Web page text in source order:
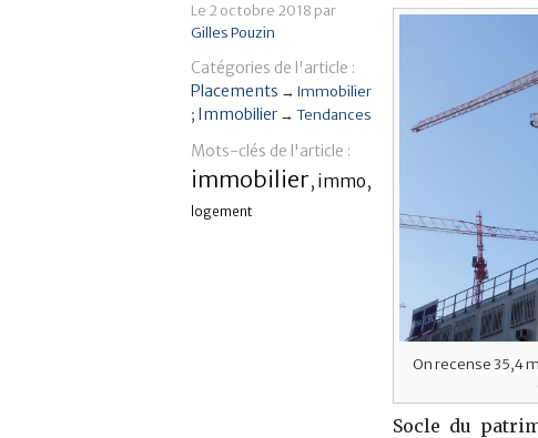
Relations clients
Réglementation
Le 2 octobre 2018 par
Gilles Pouzin
Catégories de l'article :
Placements → Immobilier
Immobilier → Tendances
Mots-clés de l'article :
immobilier, immo,
logement
On recense 35,4
Socle du